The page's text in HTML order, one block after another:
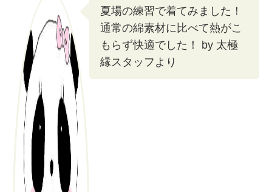
夏場の練習で着てみました！
通常の綿素材に比べて熱がこ
もらず快適でした！ by 太極
縁スタッフより